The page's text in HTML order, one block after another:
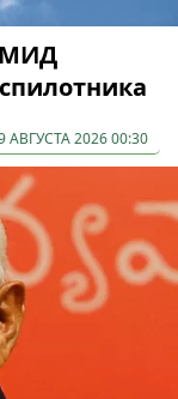
МИД
АВГУСТА 2026 00:30